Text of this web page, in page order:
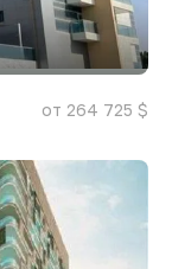
от 264 725 $